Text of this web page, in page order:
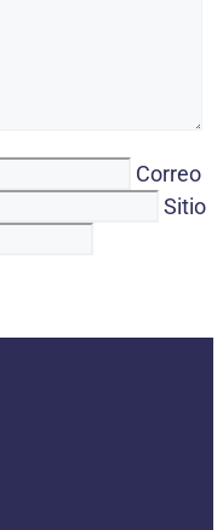
Correo
Sitio